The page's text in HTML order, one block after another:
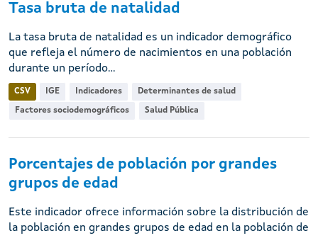
Tasa bruta de natalidad
La tasa bruta de natalidad es un indicador demográfico
que refleja el número de nacimientos en una población
durante un período...
CSV IGE Indicadores Determinantes de salud
Factores sociodemográficos Salud Pública
Porcentajes de población por grandes
grupos de edad
Este indicador ofrece información sobre la distribución de
la población en grandes grupos de edad en la población de